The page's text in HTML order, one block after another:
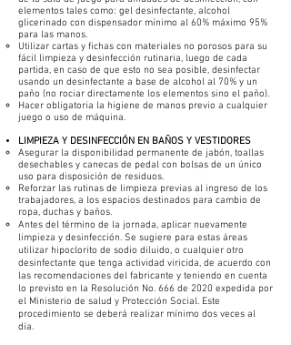
elementos tales como: gel desinfectante, alcohol
glicerinado con dispensador mínimo al 60% máximo 95%
para las manos.
Utilizar cartas y fichas con materiales no porosos para su
fácil limpieza y desinfección rutinaria, luego de cada
partida, en caso de que esto no sea posible, desinfectar
usando un desinfectante a base de alcohol al 70% y un
paño (no rociar directamente los elementos sino el paño).
Hacer obligatoria la higiene de manos previo a cualquier
juego o uso de máquina.
LIMPIEZA Y DESINFECCIÓN EN BAÑOS Y VESTIDORES
Asegurar la disponibilidad permanente de jabón, toallas
desechables y canecas de pedal con bolsas de un único
uso para disposición de residuos.
Reforzar las rutinas de limpieza previas al ingreso de los
trabajadores, a los espacios destinados para cambio de
ropa, duchas y baños.
Antes del término de la jornada, aplicar nuevamente
limpieza y desinfección. Se sugiere para estas áreas
utilizar hipoclorito de sodio diluido, o cualquier otro
desinfectante que tenga actividad viricida, de acuerdo con
las recomendaciones del fabricante y teniendo en cuenta
lo previsto en la Resolución No. 666 de 2020 expedida por
el Ministerio de salud y Protección Social. Este
procedimiento se deberá realizar mínimo dos veces al
día.